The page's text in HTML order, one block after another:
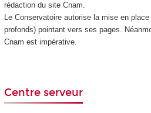
rédaction du site Cnam.
Le Conservatoire autorise la mise en
profonds) pointant vers ses pages.
Cnam est impérative.
Centre serveur